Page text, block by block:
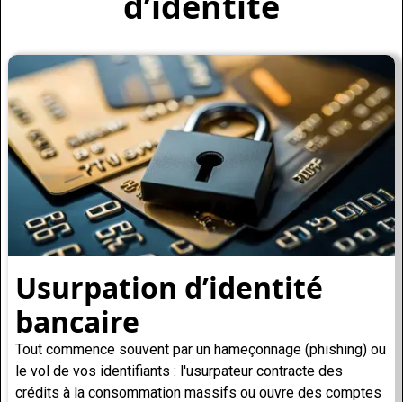
Usurpation d’identité
bancaire
Tout commence souvent par un hameçonnage (phishing) ou
le vol de vos identifiants : l'usurpateur contracte des
crédits à la consommation massifs ou ouvre des comptes